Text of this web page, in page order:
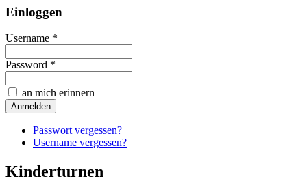
Einloggen
Username *
Password *
an mich erinnern
Passwort vergessen?
Username vergessen?
Kinderturnen